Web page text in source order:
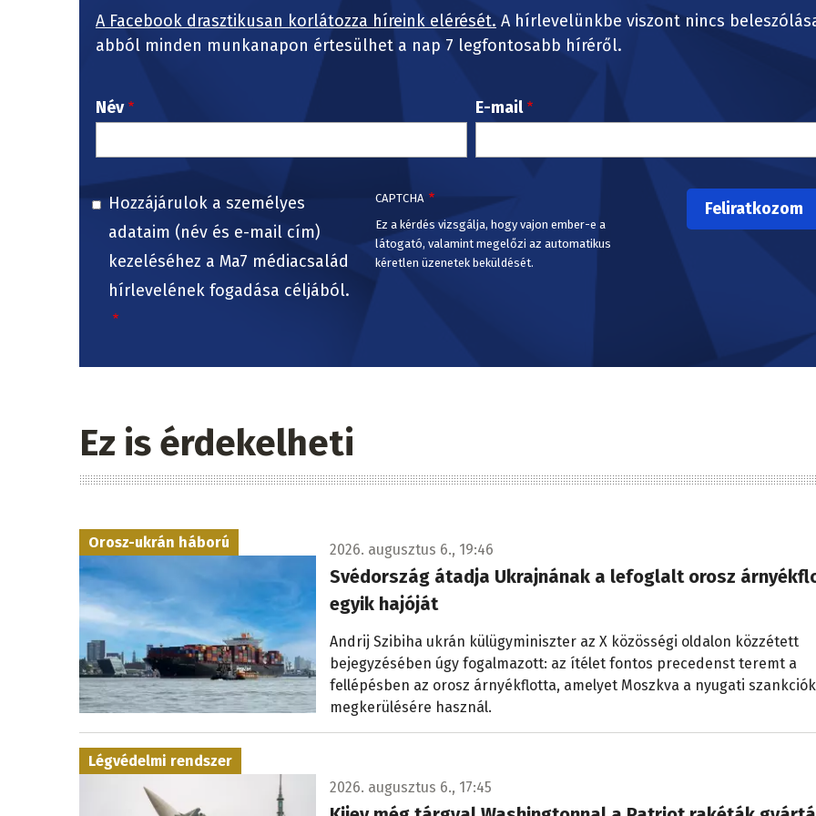
A Facebook drasztikusan korlátozza híreink elérését. A hírlevelünkbe viszont nincs
abból minden munkanapon értesülhet a nap 7 legfontosabb híréről.
Név E-mail
Hozzájárulok a személyes
adataim (név és e-mail cím)
kezeléséhez a Ma7 médiacsalád
hírlevelének fogadása céljából.
CAPTCHA
Ez a kérdés vizsgálja, hogy vajon ember-e a
látogató, valamint megelőzi az automatikus
kéretlen üzenetek beküldését.
Ez is érdekelheti
Orosz-ukrán háború 2026. augusztus 6., 19:46
Svédország átadja Ukrajnának a lefoglalt orosz
egyik hajóját
Andrij Szibiha ukrán külügyminiszter az X közösségi oldalon közzétett
bejegyzésében úgy fogalmazott: az ítélet fontos precedenst teremt a
fellépésben az orosz árnyékflotta, amelyet Moszkva a nyugati szankciók
megkerülésére használ.
Légvédelmi rendszer
2026. augusztus 6., 17:45